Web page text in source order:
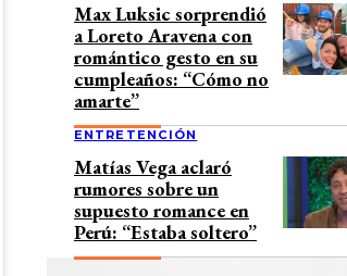
Max Luksic sorprendió
a Loreto Aravena con
romántico gesto en su
cumpleaños: “Cómo no
amarte”
ENTRETENCIÓN
Matías Vega aclaró
rumores sobre un
supuesto romance en
Perú: “Estaba soltero”